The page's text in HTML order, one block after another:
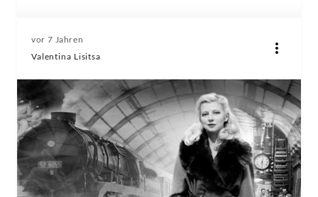
vor 7 Jahren
Valentina Lisitsa